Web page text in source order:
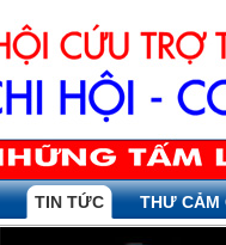
TIN TỨC THƯ CẢM